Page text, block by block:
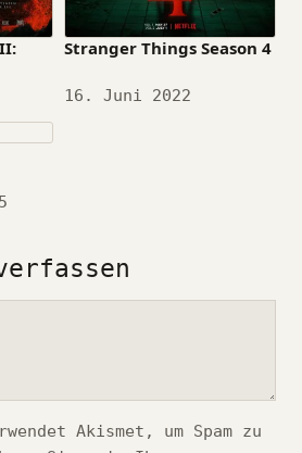
Stranger Things Season 4
Datum
16. Juni 2022
Akismet, um Spam zu